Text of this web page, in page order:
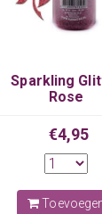
Sparkling
Rose
€4,95